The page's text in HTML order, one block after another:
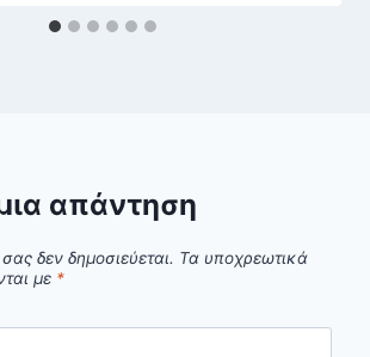
απάντηση
δεν δημοσιεύεται. Τα υποχρεωτικά
με *